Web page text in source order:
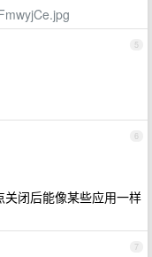
5
6
闭后能像某些应用一样
7